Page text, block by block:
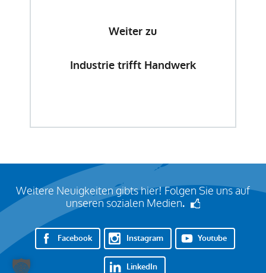
Weiter zu
Industrie trifft Handwerk
Weitere Neuigkeiten gibts hier! Folgen Sie uns auf
unseren sozialen Medien.
Facebook Instagram Youtube
LinkedIn